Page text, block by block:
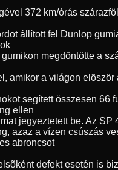
372 km/órás
állított fel Dunlop
megdöntötte a
amikor a világon
segített összesen 66
ellen
jegyeztetett be. Az
azaz a vízen csúszás
abroncsot
defekt esetén is